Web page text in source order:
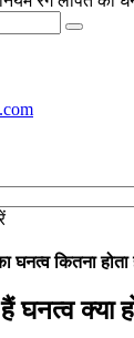
घनत्व कितना होता
घनत्व क्या